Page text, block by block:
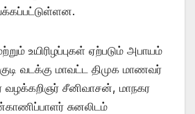
உயிரிழப்புகள் ஏற்படும் அபாயம்
வடக்கு மாவட்ட திமுக மாணவர்
சீனிவாசன், மாநகர
சுனலிடம்